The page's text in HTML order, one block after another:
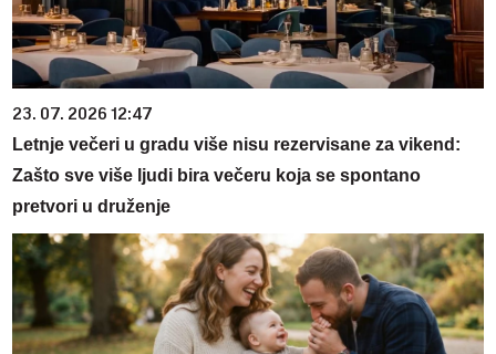
23. 07. 2026 12:47
Letnje večeri u gradu više nisu rezervisane za vikend:
Zašto sve više ljudi bira večeru koja se spontano
pretvori u druženje